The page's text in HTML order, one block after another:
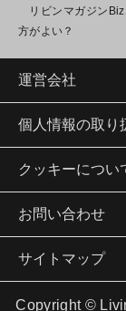
リビンマガジンBiz
方がよい？
運営会社
個人情報の取り
クッキーについ
お問い合わせ
サイトマップ
Copyright ©